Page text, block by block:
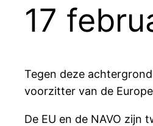
17
Tegen deze
voorzitter van de
De EU en de NAVO zijn